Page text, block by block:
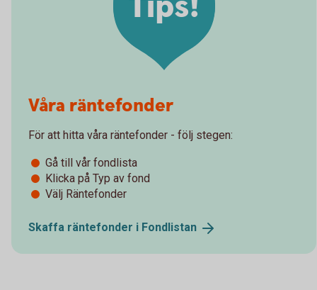
Våra räntefonder
För att hitta våra räntefonder - följ stegen:
Gå till vår fondlista
Klicka på Typ av fond
Välj Räntefonder
Skaffa räntefonder i Fondlistan